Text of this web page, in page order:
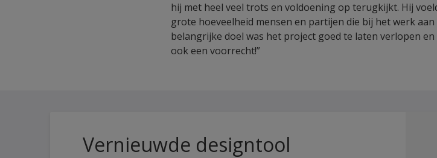
hij met heel veel trots en voldoening op terugkijkt. Hij
grote hoeveelheid mensen en partijen die bij het werk
belangrijke doel was het project goed te laten verlopen
ook een voorrecht!”
Vernieuwde designtool